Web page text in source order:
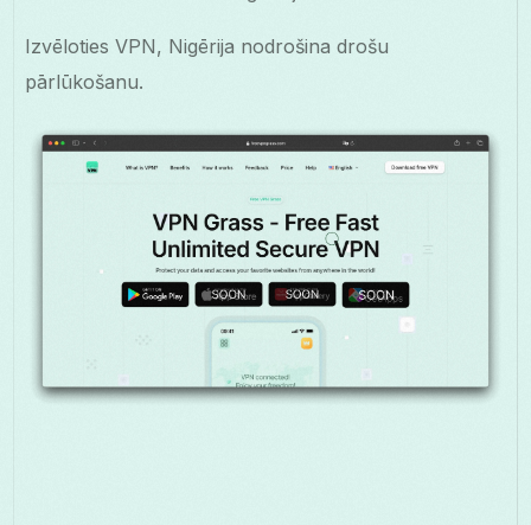
Izvēloties VPN, Nigērija nodrošina drošu
pārlūkošanu.